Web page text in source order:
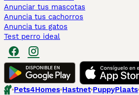
Anunciar tus mascotas
Anuncia tus cachorros
Anuncia tus gatos
Test perro ideal
Pets4Homes Hastnet PuppyPlaats